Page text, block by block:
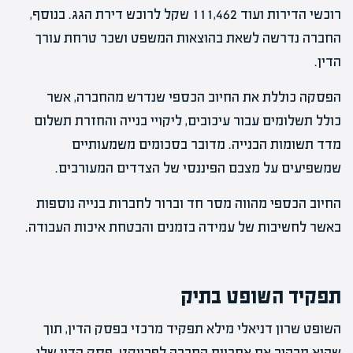
רוכשי הדירות ועוד 111,462 שקל לרוכש דירת הגג. בנוסף,
החברה נדרשה לשאת בהוצאות המשפט ושכר טרחת עורך
הדין.
הפסקה כוללת את החיוב הכספי שנדרש מהחברה, אשר
כולל תשלומים עבור עיכובים, ליקויי בנייה והחזרת תשלום
מדד תשומות הבנייה. מדובר בסכומים משמעותיים
שמשפיעים על מצבם הפיננסי של הצדדים המעורבים.
החיוב הכספי מהווה מסר חד וברור לחברות בנייה נוספות
באשר לחשיבות של עמידה בזמנים והבטחת איכות העבודה.
תפקיד השופט בתיק
השופט שרון דניאלי מילא תפקיד מרכזי בפסק הדין, תוך